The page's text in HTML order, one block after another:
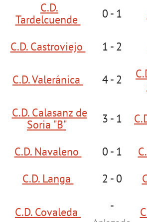
C.D.
Tardelcuende
0 - 1
C.D. Castroviejo 1 - 2
C.D. Valeránica 4 - 2
C.D. Calasanz de
Soria "B"
3 - 1
C.D. Navaleno 0 - 1
C.D. Langa
2 - 0
C.D. Covaleda -